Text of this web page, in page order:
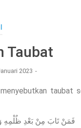
Taubat
2023
taubat
فَمَنْ تَابَ مِنْ بَعْدِ ظُلْمِهِ